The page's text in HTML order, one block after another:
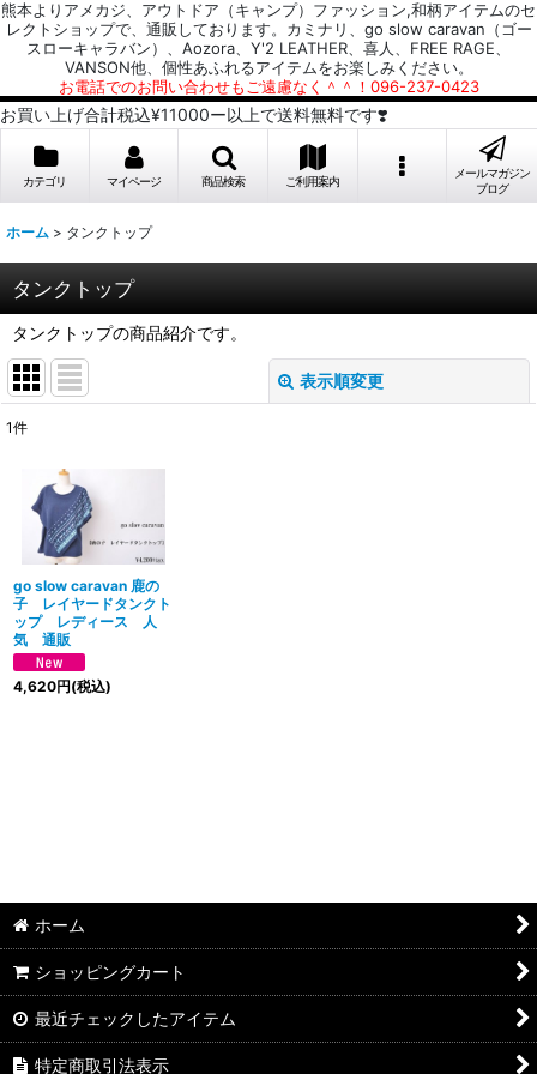
熊本よりアメカジ、アウトドア（キャンプ）ファッション,和柄アイテムのセ
レクトショップで、通販しております。カミナリ、go slow caravan（ゴー
スローキャラバン）、Aozora、Y'2 LEATHER、喜人、FREE RAGE、
VANSON他、個性あふれるアイテムをお楽しみください。
お電話でのお問い合わせもご遠慮なく＾＾！096-237-0423
お買い上げ合計税込¥11000ー以上で送料無料です❣️
カテゴリ マイページ 商品検索 ご利用案内
メールマガジン
ブログ
ホーム > タンクトップ
タンクトップ
タンクトップの商品紹介です。
表示順変更
並び順:
1件
go slow caravan 鹿の
子 レイヤードタンクト
ップ レディース 人
気 通販
4,620円(税込)
ホーム
ショッピングカート
最近チェックしたアイテム
特定商取引法表示